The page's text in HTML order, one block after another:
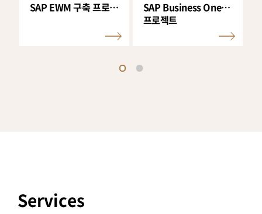
SAP EWM 구축 프로젝트
SAP Business One 구축
프로젝트
1 2
Services